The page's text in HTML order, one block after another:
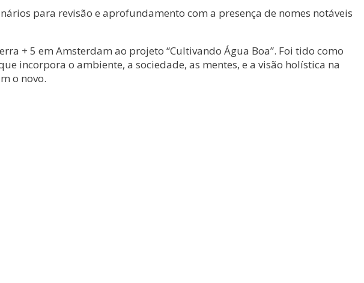
para revisão e aprofundamento com a presença de nomes notáveis
+ 5 em Amsterdam ao projeto “Cultivando Água Boa”. Foi tido como
incorpora o ambiente, a sociedade, as mentes, e a visão holística na
o novo.